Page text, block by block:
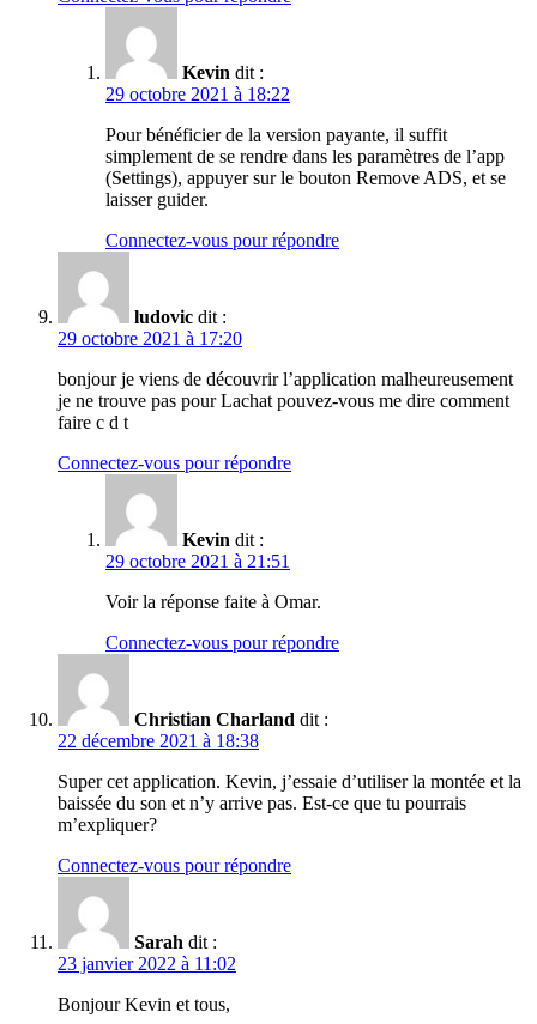
Kevin dit :
29 octobre 2021 à 18:22
Pour bénéficier de la version payante, il suffit
simplement de se rendre dans les paramètres de l’app
(Settings), appuyer sur le bouton Remove ADS, et se
laisser guider.
Connectez-vous pour répondre
ludovic dit :
29 octobre 2021 à 17:20
bonjour je viens de découvrir l’application malheureusement
je ne trouve pas pour Lachat pouvez-vous me dire comment
faire c d t
Connectez-vous pour répondre
Kevin dit :
29 octobre 2021 à 21:51
Voir la réponse faite à Omar.
Connectez-vous pour répondre
Christian Charland dit :
22 décembre 2021 à 18:38
Super cet application. Kevin, j’essaie d’utiliser la montée et la
baissée du son et n’y arrive pas. Est-ce que tu pourrais
m’expliquer?
Connectez-vous pour répondre
Sarah dit :
23 janvier 2022 à 11:02
Bonjour Kevin et tous,